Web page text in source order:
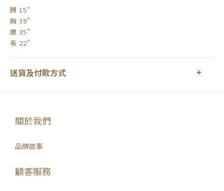
膊 15"
胸 39"
腰 35"
長 22"
送貨及付款方式
關於我們
品牌故事
顧客服務